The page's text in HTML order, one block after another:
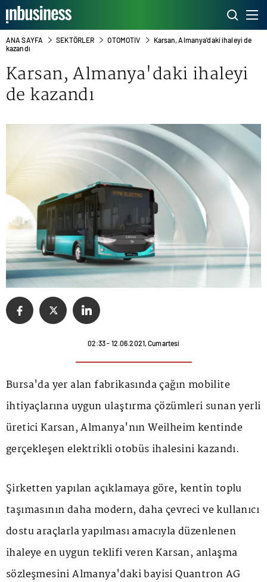
ANA SAYFA SEKTÖRLER OTOMOTIV
Karsan, Almanya'daki ihaleyi de
kazandı
Karsan, Almanya'daki ihaleyi
de kazandı
02:33 - 12.06.2021, Cumartesi
Bursa'da yer alan fabrikasında çağın mobilite
ihtiyaçlarına uygun ulaştırma çözümleri sunan yerli
üretici Karsan, Almanya'nın Weilheim kentinde
gerçekleşen elektrikli otobüs ihalesini kazandı.
Şirketten yapılan açıklamaya göre, kentin toplu
taşımasının daha modern, daha çevreci ve kullanıcı
dostu araçlarla yapılması amacıyla düzenlenen
ihaleye en uygun teklifi veren Karsan, anlaşma
sözleşmesini Almanya'daki bayisi Quantron AG